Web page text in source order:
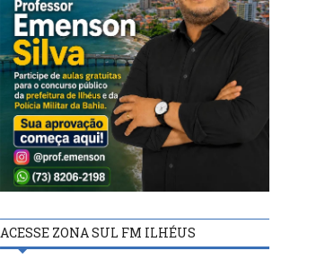
ACESSE ZONA SUL FM ILHÉUS